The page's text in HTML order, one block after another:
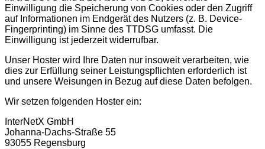
Einwilligung die Speicherung von Cookies oder den Zugriff
auf Informationen im Endgerät des Nutzers (z. B. Device-
Fingerprinting) im Sinne des TTDSG umfasst. Die
Einwilligung ist jederzeit widerrufbar.
Unser Hoster wird Ihre Daten nur insoweit verarbeiten, wie
dies zur Erfüllung seiner Leistungspflichten erforderlich ist
und unsere Weisungen in Bezug auf diese Daten befolgen.
Wir setzen folgenden Hoster ein:
InterNetX GmbH
Johanna-Dachs-Straße 55
93055 Regensburg